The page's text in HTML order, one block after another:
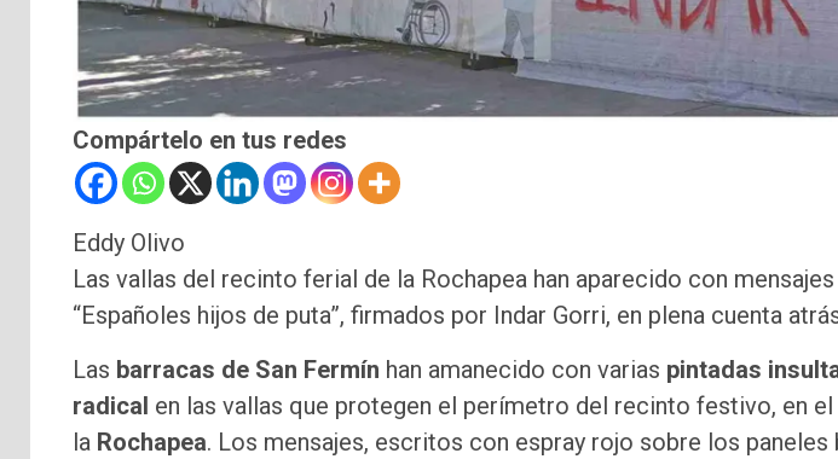
Compártelo en tus redes
Eddy Olivo
Las vallas del recinto ferial de la Rochapea han aparecido con mensajes
“Españoles hijos de puta”, firmados por Indar Gorri, en plena cuenta
Las barracas de San Fermín han amanecido con varias pintadas
radical en las vallas que protegen el perímetro del recinto festivo, en
la Rochapea. Los mensajes, escritos con espray rojo sobre los paneles